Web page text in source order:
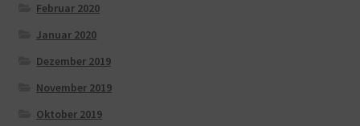
Februar 2020
Januar 2020
Dezember 2019
November 2019
Oktober 2019